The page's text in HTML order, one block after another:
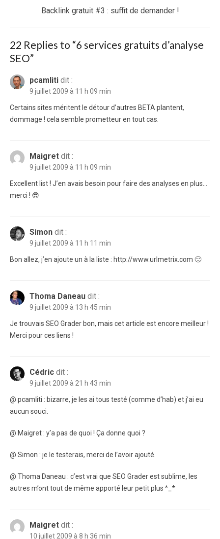
Next
Backlink gratuit #3 : suffit de demander !
22 Replies to “6 services gratuits d’analyse
SEO”
pcamliti dit :
9 juillet 2009 à 11 h 09 min
Certains sites méritent le détour d’autres BETA plantent,
dommage ! cela semble prometteur en tout cas.
Maigret dit :
9 juillet 2009 à 11 h 09 min
Excellent list ! J’en avais besoin pour faire des analyses en plus…
merci ! 😎
Simon dit :
9 juillet 2009 à 11 h 11 min
Bon allez, j’en ajoute un à la liste : http://www.urlmetrix.com 🙂
Thoma Daneau dit :
9 juillet 2009 à 13 h 45 min
Je trouvais SEO Grader bon, mais cet article est encore meilleur !
Merci pour ces liens !
Cédric dit :
9 juillet 2009 à 21 h 43 min
@ pcamliti : bizarre, je les ai tous testé (comme d’hab) et j’ai eu
aucun souci.
@ Maigret : y’a pas de quoi ! Ça donne quoi ?
@ Simon : je le testerais, merci de l’avoir ajouté.
@ Thoma Daneau : c’est vrai que SEO Grader est sublime, les
autres m’ont tout de même apporté leur petit plus ^_*
Maigret dit :
10 juillet 2009 à 8 h 36 min